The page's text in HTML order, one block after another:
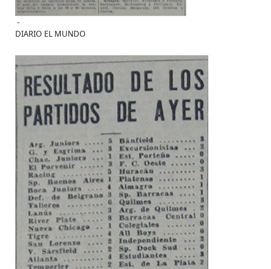
-
DIARIO EL MUNDO